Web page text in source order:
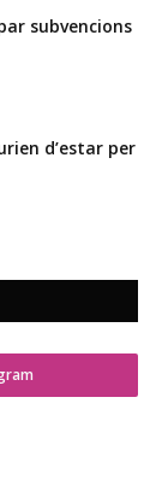
subvencions
d’estar per